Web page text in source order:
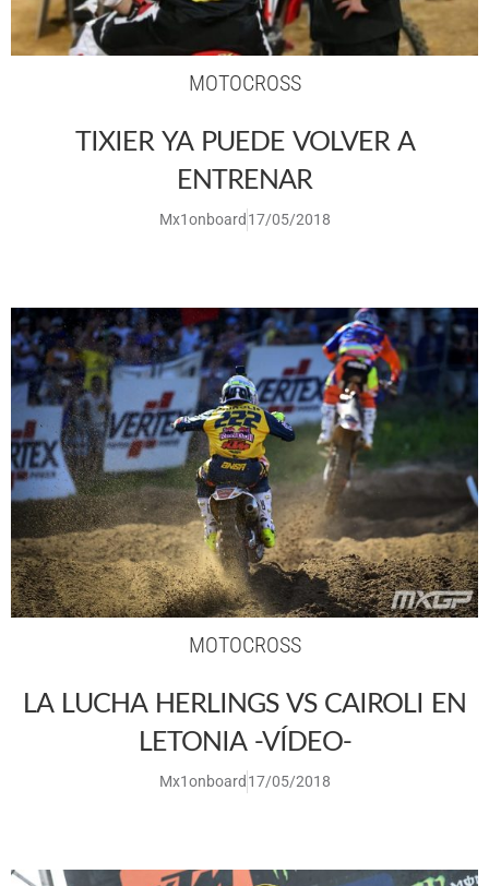
MOTOCROSS
TIXIER YA PUEDE VOLVER A
ENTRENAR
Mx1onboard 17/05/2018
MOTOCROSS
LA LUCHA HERLINGS VS CAIROLI EN
LETONIA -VÍDEO-
Mx1onboard 17/05/2018